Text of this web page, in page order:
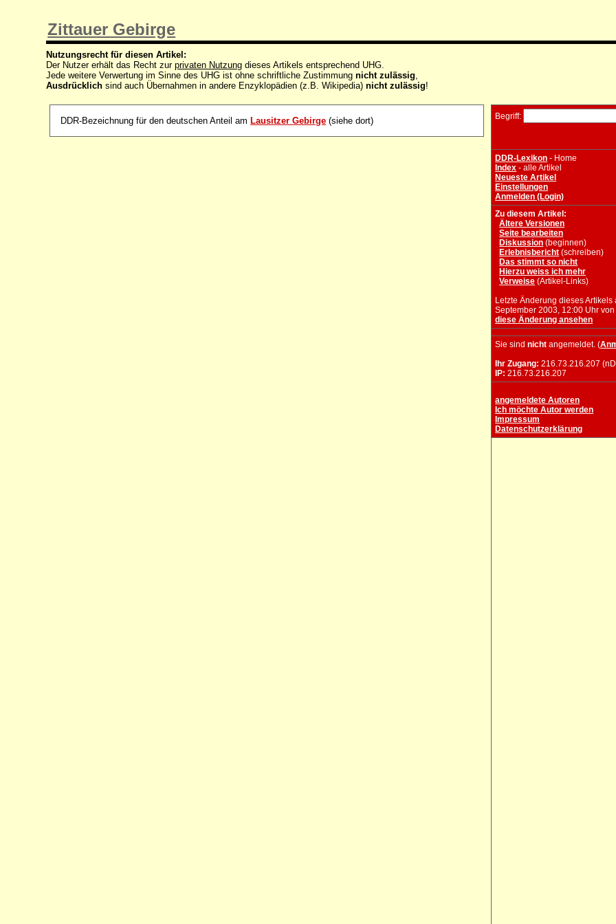
Zittauer Gebirge
Nutzungsrecht für diesen Artikel:
Der Nutzer erhält das Recht zurprivaten Nutzung dieses Artikels entsprechend UHG.
Jede weitere Verwertung im Sinne des UHG ist ohne schriftliche Zustimmungnicht zulässig
Ausdrücklich sind auch Übernahmen in andere Enzyklopädien (z.B. Wikipedia)nicht zulässig!
DDR-Bezeichnung für den deutschen Anteil am Lausitzer Gebirge (siehe dort) Begriff:
DDR-Lexikon - Home
Index - alle Artikel
Neueste Artikel
Einstellungen
Anmelden (Login)
Zu diesem Artikel:
Ältere Versionen
Seite bearbeiten
Diskussion (beginnen)
Erlebnisbericht (schreiben)
Das stimmt so nicht
Hierzu weiss ich mehr
Verweise (Artikel-Links)
Letzte Änderung dieses Artikels
September 2003, 12:00 Uhr
diese Änderung ansehen
Sie sindnicht angemeldet. (
Ihr Zugang: 216.73.216.207
IP: 216.73.216.207
angemeldete Autoren
Ich möchte Autor werden
Impressum
Datenschutzerklärung